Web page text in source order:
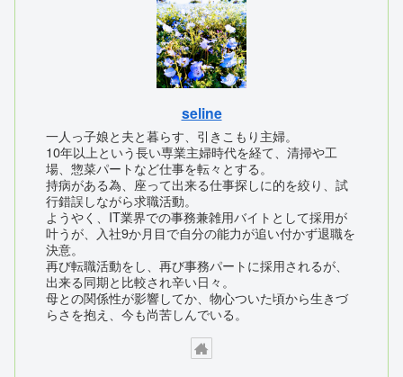
seline
一人っ子娘と夫と暮らす、引きこもり主婦。
10年以上という長い専業主婦時代を経て、清掃や工
場、惣菜パートなど仕事を転々とする。
持病がある為、座って出来る仕事探しに的を絞り、試
行錯誤しながら求職活動。
ようやく、IT業界での事務兼雑用バイトとして採用が
叶うが、入社9か月目で自分の能力が追い付かず退職を
決意。
再び転職活動をし、再び事務パートに採用されるが、
出来る同期と比較され辛い日々。
母との関係性が影響してか、物心ついた頃から生きづ
らさを抱え、今も尚苦しんでいる。